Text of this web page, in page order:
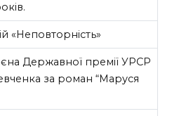
«Неповторність»
Державної премії УРСР
за роман “Маруся